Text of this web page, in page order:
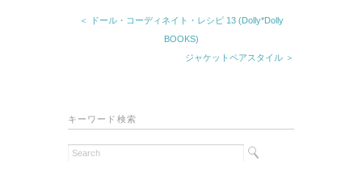
＜ ドール・コーディネイト・レシピ 13 (Dolly*Dolly
BOOKS)
ジャケットペアスタイル ＞
キーワード検索